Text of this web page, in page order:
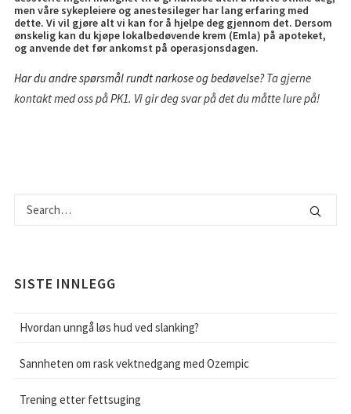
men våre sykepleiere og anestesileger har lang erfaring med
dette. Vi vil gjøre alt vi kan for å hjelpe deg gjennom det. Dersom
ønskelig kan du kjøpe lokalbedøvende krem (Emla) på apoteket,
og anvende det før ankomst på operasjonsdagen.
Har du andre spørsmål rundt narkose og bedøvelse?Ta gjerne
kontakt med oss på PK1. Vi gir deg svar på det du måtte lure på!
SISTE INNLEGG
Hvordan unngå løs hud ved slanking?
Sannheten om rask vektnedgang med Ozempic
Trening etter fettsuging